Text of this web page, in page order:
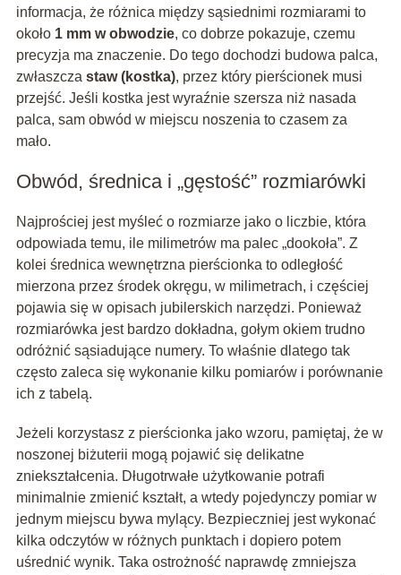
informacja, że różnica między sąsiednimi rozmiarami to
około 1 mm w obwodzie, co dobrze pokazuje, czemu
precyzja ma znaczenie. Do tego dochodzi budowa palca,
zwłaszcza staw (kostka), przez który pierścionek musi
przejść. Jeśli kostka jest wyraźnie szersza niż nasada
palca, sam obwód w miejscu noszenia to czasem za
mało.
Obwód, średnica i „gęstość” rozmiarówki
Najprościej jest myśleć o rozmiarze jako o liczbie, która
odpowiada temu, ile milimetrów ma palec „dookoła”. Z
kolei średnica wewnętrzna pierścionka to odległość
mierzona przez środek okręgu, w milimetrach, i częściej
pojawia się w opisach jubilerskich narzędzi. Ponieważ
rozmiarówka jest bardzo dokładna, gołym okiem trudno
odróżnić sąsiadujące numery. To właśnie dlatego tak
często zaleca się wykonanie kilku pomiarów i porównanie
ich z tabelą.
Jeżeli korzystasz z pierścionka jako wzoru, pamiętaj, że w
noszonej biżuterii mogą pojawić się delikatne
zniekształcenia. Długotrwałe użytkowanie potrafi
minimalnie zmienić kształt, a wtedy pojedynczy pomiar w
jednym miejscu bywa mylący. Bezpieczniej jest wykonać
kilka odczytów w różnych punktach i dopiero potem
uśrednić wynik. Taka ostrożność naprawdę zmniejsza